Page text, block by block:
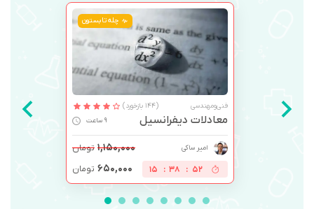
چله تابستون
فنی‌ومهندسی (144 بازخورد)
معادلات دیفرانسیل 9 ساعت
امیر ساکی ۱,۱۵۰,۰۰۰ تومان
52
:
38
:
15 ۶۵۰,۰۰۰ تومان